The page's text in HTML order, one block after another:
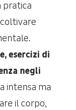
pratica
esercizi di
negli
intensa ma
il corpo,